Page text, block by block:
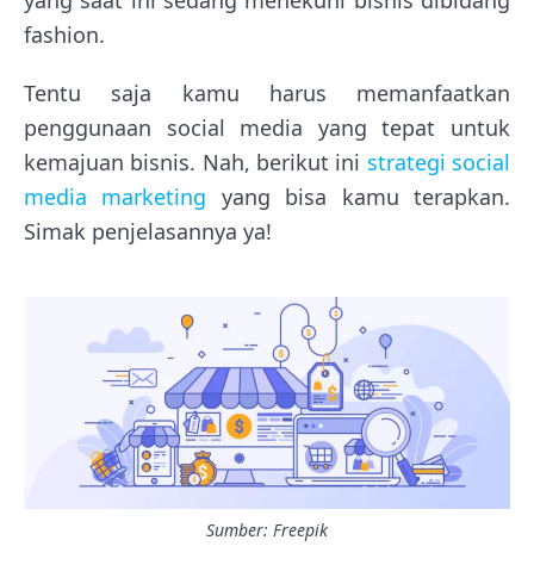
fashion.
Tentu saja kamu harus memanfaatkan
penggunaan social media yang tepat untuk
kemajuan bisnis. Nah, berikut ini strategi social
media marketing yang bisa kamu terapkan.
Simak penjelasannya ya!
Sumber: Freepik